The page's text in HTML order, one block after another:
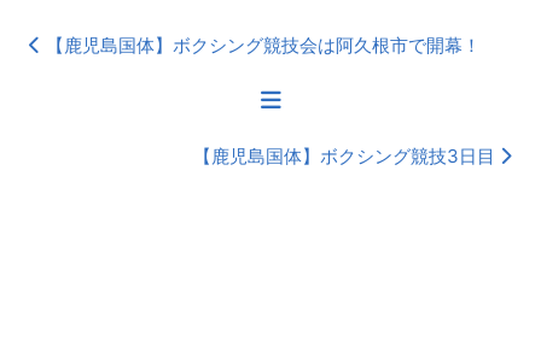
【鹿児島国体】ボクシング競技会は阿久根市で開幕！
【鹿児島国体】ボクシング競技3日目